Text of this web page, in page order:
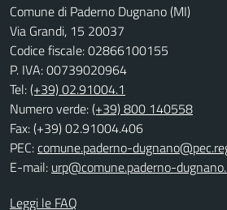
Comune di Paderno Dugnano (MI)
Via Grandi, 15 20037
Codice fiscale: 02866100155
P. IVA: 00739020964
Tel:(+39) 02.91004.1
Numero verde:(+39) 800 140558
Fax: (+39) 02.91004.406
PEC:comune.paderno-
E-mail: urp@comune.paderno-
Leggi le FAQ